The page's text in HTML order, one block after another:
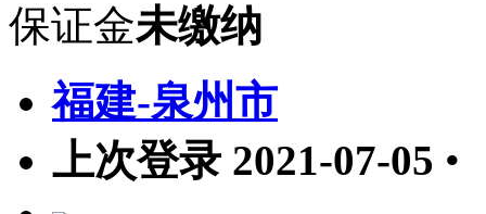
保证金未缴纳
福建-泉州市
上次登录 2021-07-05 •